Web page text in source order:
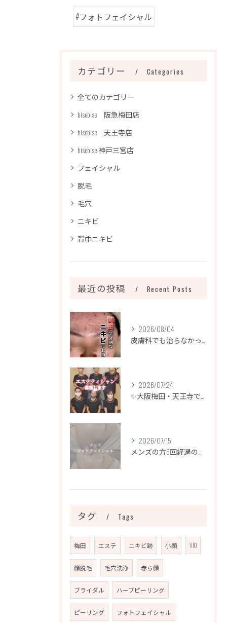
#フォトフェイシャル
カテゴリー Categories
全てのカテゴリー
bisebise 阪急梅田店
bisebise 天王寺店
bisebise 神戸三宮店
フェイシャル
脱毛
毛穴
ニキビ
背中ニキビ
最近の投稿 Recent Posts
2026/08/04
皮膚科でも治らなかったニキビ、諦めるのはまだ早いです！
2026/07/24
✨大阪梅田・天王寺でエステティシャン募集✨
2026/07/15
メンズの方6回経過のお写真になります📷✨
タグ Tags
梅田 エステ ニキビ跡 小顔 VIO
顔脱毛 毛穴洗浄 赤ら顔
ブライダル ハーブピーリング
ピーリング フォトフェイシャル